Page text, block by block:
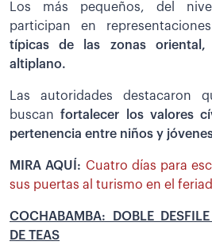
Los más pequeños, del
participan en
típicas de las zonas
altiplano.
Las autoridades destacaron
buscanfortalecer los valores
pertenencia entre niños y
MIRA AQUÍ: Cuatro días para
sus puertas al turismo en el
COCHABAMBA: DOBLE
DE TEAS